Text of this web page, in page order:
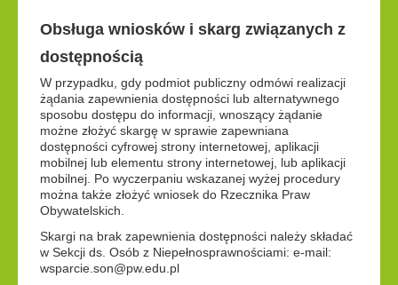
Obsługa wniosków i skarg związanych z
dostępnością
W przypadku, gdy podmiot publiczny odmówi realizacji
żądania zapewnienia dostępności lub alternatywnego
sposobu dostępu do informacji, wnoszący żądanie
możne złożyć skargę w sprawie zapewniana
dostępności cyfrowej strony internetowej, aplikacji
mobilnej lub elementu strony internetowej, lub aplikacji
mobilnej. Po wyczerpaniu wskazanej wyżej procedury
można także złożyć wniosek do Rzecznika Praw
Obywatelskich.
Skargi na brak zapewnienia dostępności należy składać
w Sekcji ds. Osób z Niepełnosprawnościami: e-mail:
wsparcie.son@pw.edu.pl